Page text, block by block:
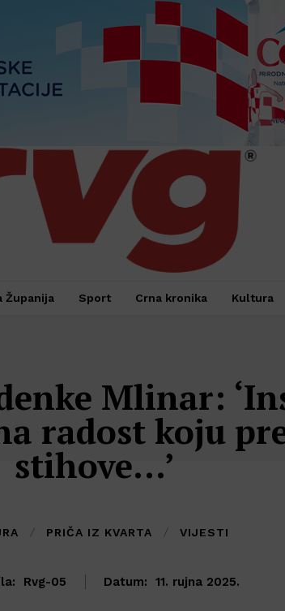
Županija Sport Crna kronika Kultura
Mlinar:
radost koju
stihove…’
PRIČA IZ KVARTA VIJESTI
Rvg-05 Datum: 11. rujna 2025.